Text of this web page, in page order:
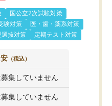
国公立2次試験対策
験対策
医・歯・薬系対策
選抜対策
定期テスト対策
（税込）
集していません
集していません